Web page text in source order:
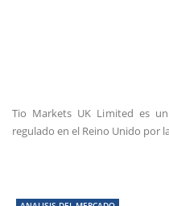
Tio Markets UK Limited es
regulado en el Reino Unido por